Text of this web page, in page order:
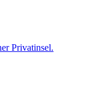
Privatinsel.